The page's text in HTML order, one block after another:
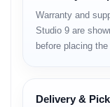
Input /
মোবাইল ফোন বা অন্যান্য
Warranty and
Studio 9 are
before placing the
Delivery &